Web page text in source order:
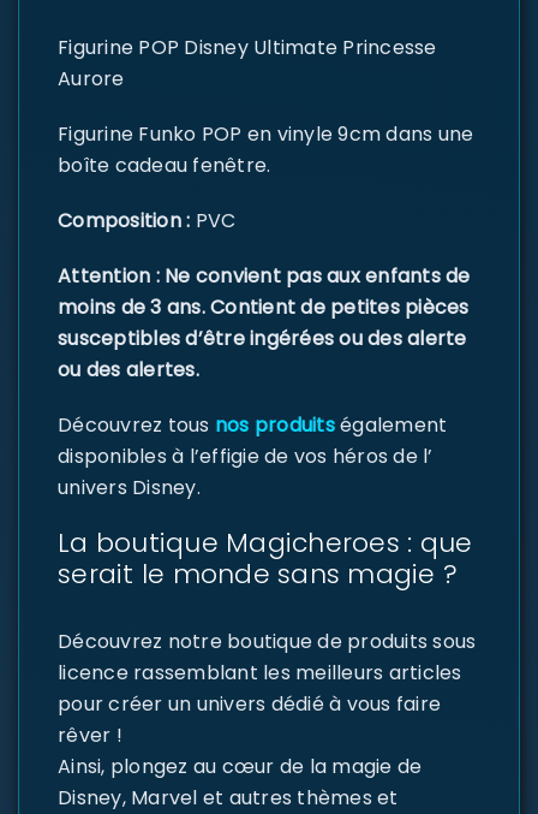
Figurine POP Disney Ultimate Princesse
Aurore
Figurine Funko POP en vinyle 9cm dans une
boîte cadeau fenêtre.
Composition : PVC
Attention : Ne convient pas aux enfants de
moins de 3 ans. Contient de petites pièces
susceptibles d’être ingérées ou des alerte
ou des alertes.
Découvrez tous nos produitségalement
disponibles à l’effigie de vos héros de l’
univers Disney.
La boutique Magicheroes : que
serait le monde sans magie ?
Découvrez notre boutique de produits sous
licence rassemblant les meilleurs articles
pour créer un univers dédié à vous faire
rêver !
Ainsi, plongez au cœur de la magie de
Disney, Marvel et autres thèmes et